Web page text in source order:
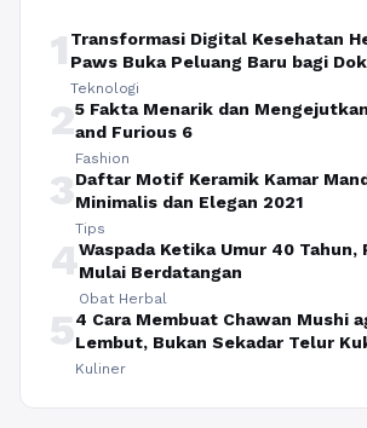
1 Transformasi Digital Kesehatan
Paws Buka Peluang Baru bagi
Teknologi
25 Fakta Menarik dan
and Furious 6
Fashion
3Daftar Motif Keramik Kamar
Minimalis dan Elegan 2021
Tips
4Waspada Ketika Umur 40 Tahun,
Mulai Berdatangan
Obat Herbal
54 Cara Membuat Chawan Mushi
Lembut, Bukan Sekadar Telur
Kuliner